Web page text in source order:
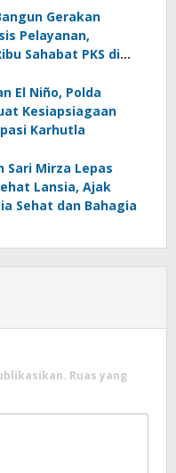
Gerakan
Pelayanan,
Sahabat PKS di
El Niño, Polda
Kesiapsiagaan
Karhutla
Sari Mirza Lepas
Lansia, Ajak
Sehat dan Bahagia
Ruas yang